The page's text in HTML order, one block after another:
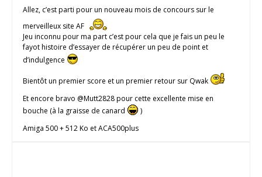
Allez, c’est parti pour un nouveau mois de concours sur le
merveilleux site AF
Jeu inconnu pour ma part c’est pour cela que je fais un peu le
fayot histoire d’essayer de récupérer un peu de point et
d’indulgence
Bientôt un premier score et un premier retour sur Qwak
Et encore bravo @Mutt2828 pour cette excellente mise en
bouche (à la graisse de canard
)
Amiga 500 + 512 Ko et ACA500plus